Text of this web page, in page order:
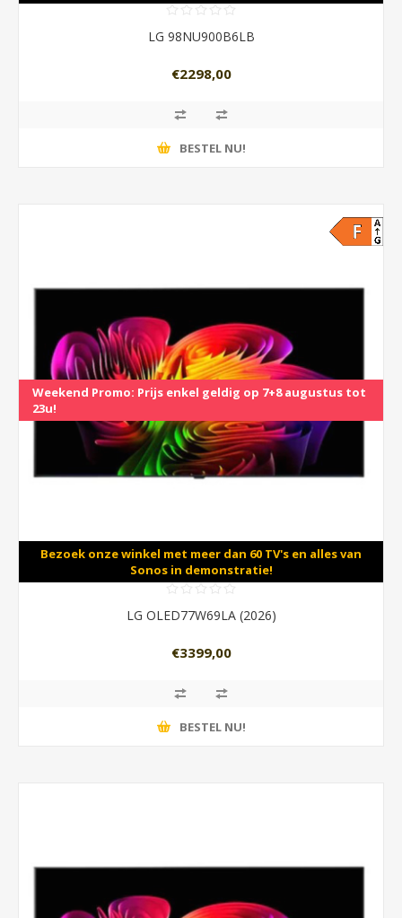
LG 98NU900B6LB
€2298,00
BESTEL NU!
Bezoek onze winkel met meer dan 60 TV's en alles van
Sonos in demonstratie!
Weekend Promo: Prijs enkel geldig op 7+8 augustus tot
23u!
LG OLED77W69LA (2026)
€3399,00
BESTEL NU!